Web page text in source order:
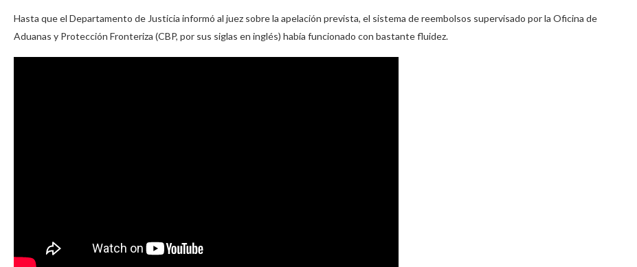
Hasta que el Departamento de Justicia informó al juez sobre la apelación prevista, el sistema de reembolsos supervisado por la Oficina de
Aduanas y Protección Fronteriza (CBP, por sus siglas en inglés) había funcionado con bastante fluidez.